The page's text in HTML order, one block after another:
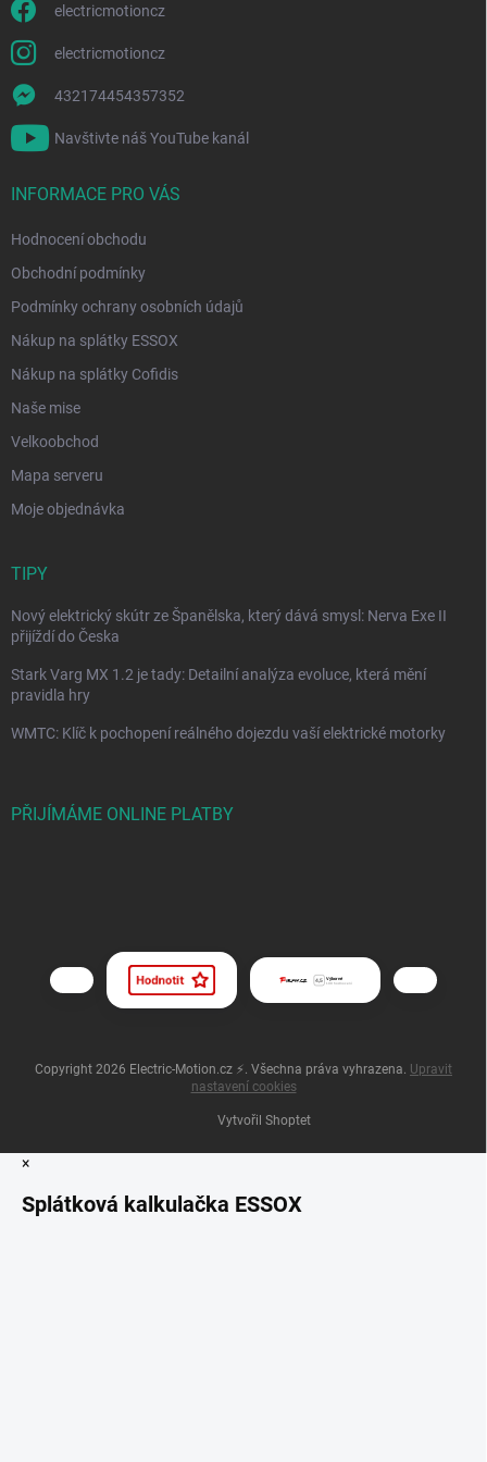
electricmotioncz
electricmotioncz
432174454357352
Navštivte náš YouTube kanál
INFORMACE PRO VÁS
Hodnocení obchodu
Obchodní podmínky
Podmínky ochrany osobních údajů
Nákup na splátky ESSOX
Nákup na splátky Cofidis
Naše mise
Velkoobchod
Mapa serveru
Moje objednávka
TIPY
Nový elektrický skútr ze Španělska, který dává smysl: Nerva Exe II
přijíždí do Česka
Stark Varg MX 1.2 je tady: Detailní analýza evoluce, která mění
pravidla hry
WMTC: Klíč k pochopení reálného dojezdu vaší elektrické motorky
PŘIJÍMÁME ONLINE PLATBY
Vytvořil Shoptet
Copyright 2026 Electric-Motion.cz ⚡. Všechna práva vyhrazena. Upravit
nastavení cookies
×
Splátková kalkulačka ESSOX